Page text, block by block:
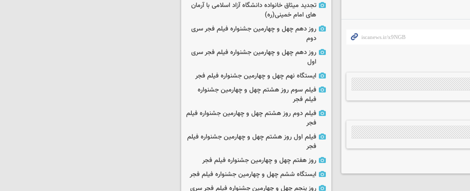
تجدید میثاق خانواده دانشگاه آزاد اسلامی با آرمان
های امام خمینی(ره)
روز دهم چهل و چهارمین جشنواره فیلم فجر سری
دوم
روز دهم چهل و چهارمین جشنواره فیلم فجر سری
اول
ایستگاه نهم چهل و چهارمین جشنواره فیلم فجر
فیلم سوم روز هشتم چهل و چهارمین جشنواره
فیلم فجر
فیلم دوم روز هشتم چهل و چهارمین جشنواره فیلم
فجر
فیلم اول روز هشتم چهل و چهارمین جشنواره فیلم
فجر
روز هفتم چهل و چهارمین جشنواره فیلم فجر
ایستگاه ششم چهل و چهارمین جشنواره فیلم فجر
روز پنجم چهل و چهارمین جشنواره فیلم فجر سری